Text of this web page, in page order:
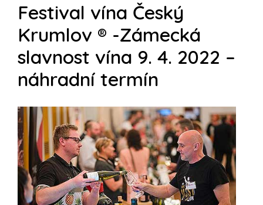
Festival vína Český
Krumlov ® -Zámecká
slavnost vína 9. 4. 2022 –
náhradní termín